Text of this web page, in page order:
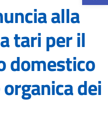
alla
tari per il
domestico
dei